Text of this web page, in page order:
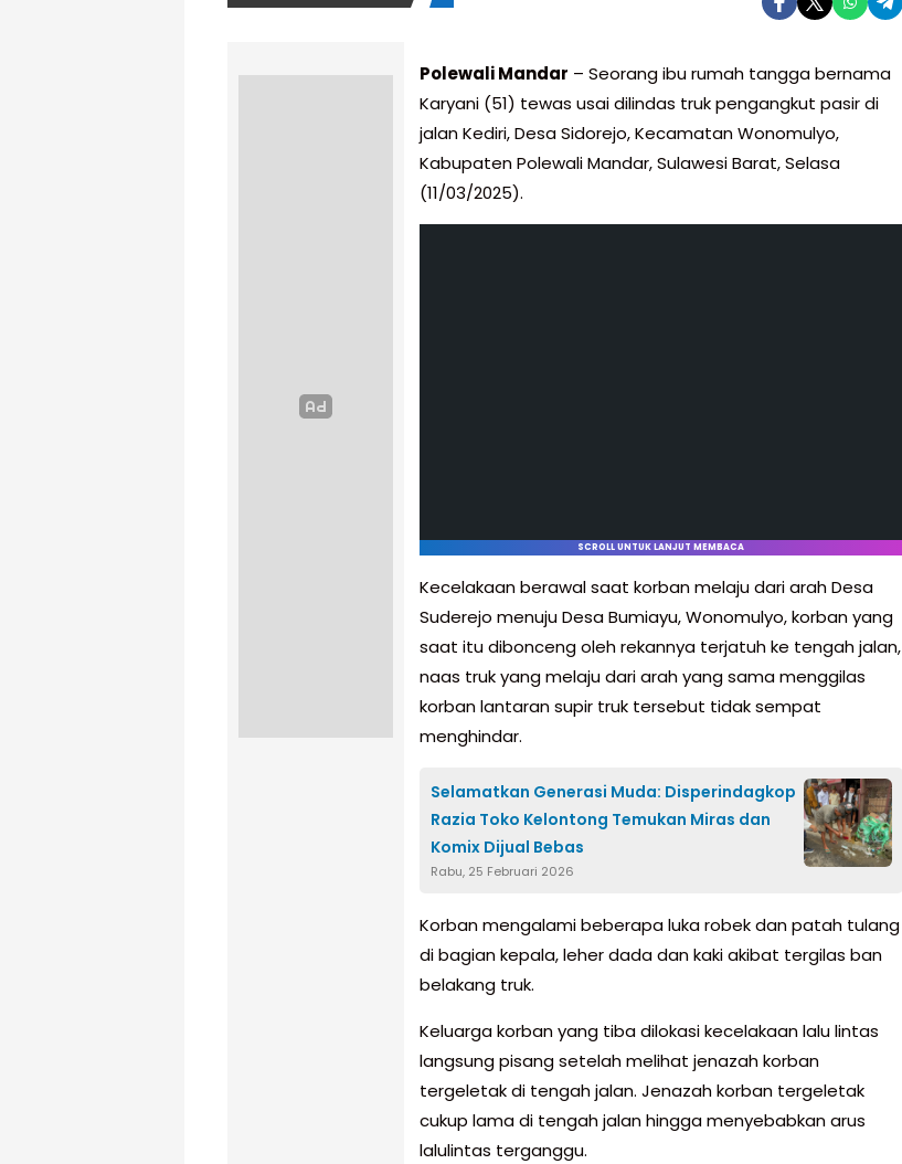
Polewali Mandar – Seorang ibu rumah tangga bernama
Karyani (51) tewas usai dilindas truk pengangkut pasir di
jalan Kediri, Desa Sidorejo, Kecamatan Wonomulyo,
Kabupaten Polewali Mandar, Sulawesi Barat, Selasa
(11/03/2025).
SCROLL UNTUK LANJUT MEMBACA
Kecelakaan berawal saat korban melaju dari arah Desa
Suderejo menuju Desa Bumiayu, Wonomulyo, korban yang
saat itu dibonceng oleh rekannya terjatuh ke tengah jalan,
naas truk yang melaju dari arah yang sama menggilas
korban lantaran supir truk tersebut tidak sempat
menghindar.
Selamatkan Generasi Muda: Disperindagkop
Razia Toko Kelontong Temukan Miras dan
Komix Dijual Bebas
Rabu, 25 Februari 2026
Korban mengalami beberapa luka robek dan patah tulang
di bagian kepala, leher dada dan kaki akibat tergilas ban
belakang truk.
Keluarga korban yang tiba dilokasi kecelakaan lalu lintas
langsung pisang setelah melihat jenazah korban
tergeletak di tengah jalan. Jenazah korban tergeletak
cukup lama di tengah jalan hingga menyebabkan arus
lalulintas terganggu.